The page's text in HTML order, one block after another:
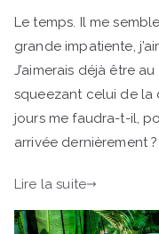
Le temps. Il me
grande impatiente,
J’aimerais déjà être
squeezant celui de la
jours me faudra-t-il,
arrivée dernièrement
Lire la suite